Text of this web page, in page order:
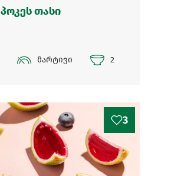
პოკეს თასი
მარტივი 2
3